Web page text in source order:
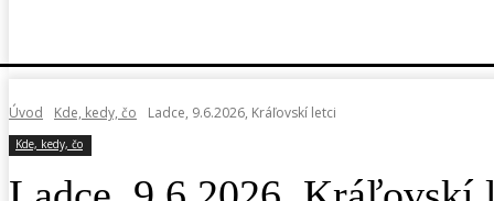
Úvod Kde, kedy, čo Ladce, 9.6.2026, Kráľovskí letci
Kde, kedy, čo